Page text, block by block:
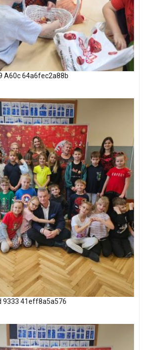
A60c 64a6fec2a88b
9333 41eff8a5a576